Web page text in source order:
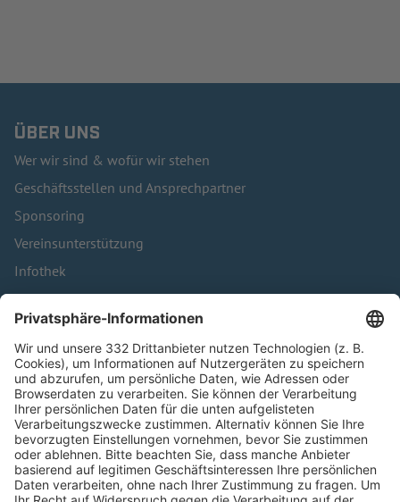
ÜBER UNS
Wer wir sind & wofür wir stehen
Geschäftsstellen und Ansprechpartner
Sponsoring
Vereinsunterstützung
Infothek
Kontakt
HÄUFIG BESUCHTE SEITEN
Pässe und Vereinswechsel
Trainerausbildung
Schulungsangebot Vereinsmitarbeiter
BFV-Geschäftsstellen
Trainerbörse